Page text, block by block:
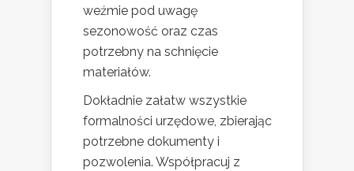
weźmie pod uwagę
sezonowość oraz czas
potrzebny na schnięcie
materiałów.
Dokładnie załatw wszystkie
formalności urzędowe, zbierając
potrzebne dokumenty i
pozwolenia. Współpracuj z